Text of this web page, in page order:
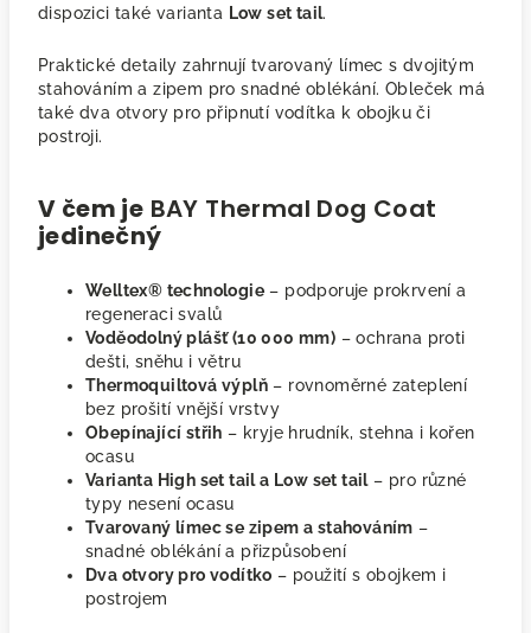
dispozici také varianta Low set tail.
Praktické detaily zahrnují tvarovaný límec s dvojitým
stahováním a zipem pro snadné oblékání. Obleček má
také dva otvory pro připnutí vodítka k obojku či
postroji.
V čem je BAY Thermal Dog Coat
jedinečný
Welltex® technologie – podporuje prokrvení a
regeneraci svalů
Voděodolný plášť (10 000 mm) – ochrana proti
dešti, sněhu i větru
Thermoquiltová výplň – rovnoměrné zateplení
bez prošití vnější vrstvy
Obepínající střih – kryje hrudník, stehna i kořen
ocasu
Varianta High set tail a Low set tail– pro různé
typy nesení ocasu
Tvarovaný límec se zipem a stahováním –
snadné oblékání a přizpůsobení
Dva otvory pro vodítko – použití s obojkem i
postrojem